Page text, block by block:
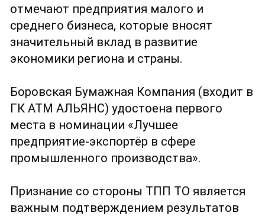
отмечают предприятия малого и
среднего бизнеса, которые вносят
значительный вклад в развитие
экономики региона и страны.
Боровская Бумажная Компания (входит в
ГК АТМ АЛЬЯНС) удостоена первого
места в номинации «Лучшее
предприятие-экспортёр в сфере
промышленного производства».
Признание со стороны ТПП ТО является
важным подтверждением результатов